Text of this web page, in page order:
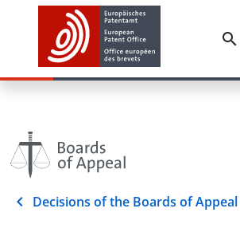
Decisions of the Boards of Appeal